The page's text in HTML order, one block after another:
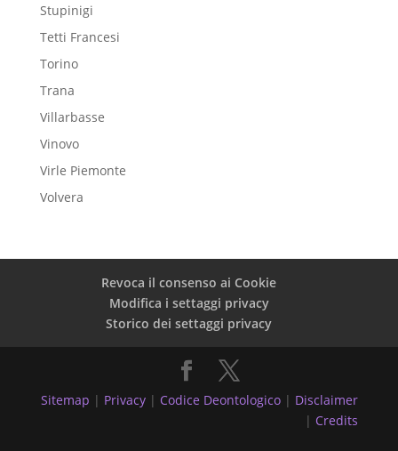
Stupinigi
Tetti Francesi
Torino
Trana
Villarbasse
Vinovo
Virle Piemonte
Volvera
Revoca il consenso ai Cookie
Modifica i settaggi privacy
Storico dei settaggi privacy
Sitemap | Privacy | Codice Deontologico | Disclaimer
| Credits